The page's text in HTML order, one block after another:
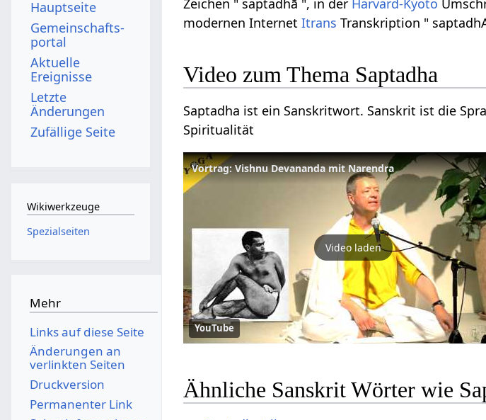
Zeichen " saptadhā ", in der Harvard-Kyoto
modernen InternetItrans Transkription "
Video zum Thema Saptadha
Saptadha ist ein Sanskritwort. Sanskrit ist die
Spiritualität
Vortrag: Vishnu Devananda mit Narendra
Video laden
YouTube
Ähnliche Sanskrit Wörter wie
Hauptseite
Gemeinschafts­
portal
Aktuelle
Ereignisse
Letzte
Änderungen
Zufällige Seite
Wikiwerkzeuge
Spezialseiten
Mehr
Links auf diese Seite
Änderungen an
verlinkten Seiten
Druckversion
Permanenter Link